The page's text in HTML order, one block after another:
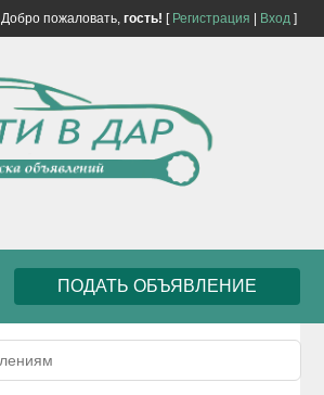
Добро пожаловать, гость! [ Регистрация Вход]
ПОДАТЬ ОБЪЯВЛЕНИЕ